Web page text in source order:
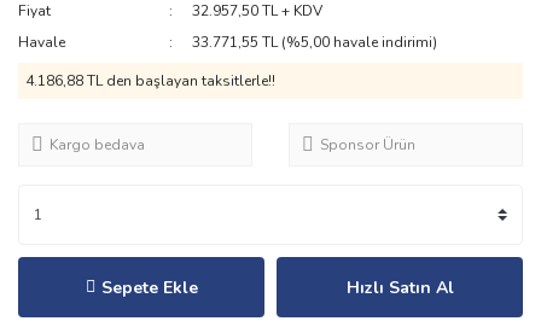
Fiyat
32.957,50 TL + KDV
Havale
33.771,55 TL (%5,00 havale indirimi)
4.186,88 TL den başlayan taksitlerle!!
Kargo bedava Sponsor Ürün
Sepete Ekle Hızlı Satın Al